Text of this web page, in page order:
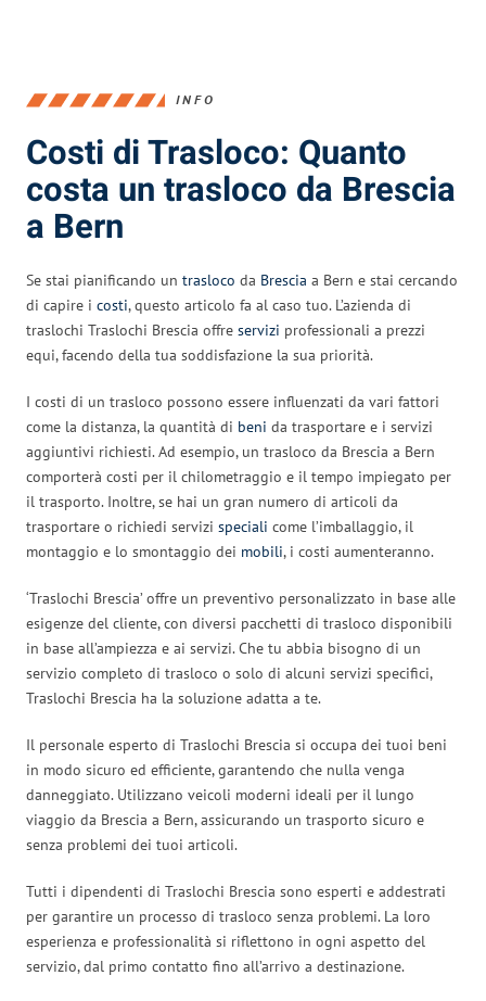
INFO
Costi di Trasloco: Quanto
costa un trasloco da Brescia
a Bern
Se stai pianificando un trasloco da Brescia a Bern e stai cercando
di capire i costi, questo articolo fa al caso tuo. L’azienda di
traslochi Traslochi Brescia offre servizi professionali a prezzi
equi, facendo della tua soddisfazione la sua priorità.
I costi di un trasloco possono essere influenzati da vari fattori
come la distanza, la quantità di beni da trasportare e i servizi
aggiuntivi richiesti. Ad esempio, un trasloco da Brescia a Bern
comporterà costi per il chilometraggio e il tempo impiegato per
il trasporto. Inoltre, se hai un gran numero di articoli da
trasportare o richiedi servizi speciali come l’imballaggio, il
montaggio e lo smontaggio dei mobili, i costi aumenteranno.
‘Traslochi Brescia’ offre un preventivo personalizzato in base alle
esigenze del cliente, con diversi pacchetti di trasloco disponibili
in base all’ampiezza e ai servizi. Che tu abbia bisogno di un
servizio completo di trasloco o solo di alcuni servizi specifici,
Traslochi Brescia ha la soluzione adatta a te.
Il personale esperto di Traslochi Brescia si occupa dei tuoi beni
in modo sicuro ed efficiente, garantendo che nulla venga
danneggiato. Utilizzano veicoli moderni ideali per il lungo
viaggio da Brescia a Bern, assicurando un trasporto sicuro e
senza problemi dei tuoi articoli.
Tutti i dipendenti di Traslochi Brescia sono esperti e addestrati
per garantire un processo di trasloco senza problemi. La loro
esperienza e professionalità si riflettono in ogni aspetto del
servizio, dal primo contatto fino all’arrivo a destinazione.